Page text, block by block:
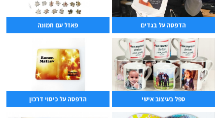
הדפסה על בגדים פאזל עם תמונה
ספל בעיצוב אישי הדפסה על כיסוי דרכון